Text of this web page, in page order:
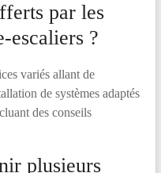
par les
escaliers ?
variés allant de
de systèmes adaptés
des conseils
plusieurs